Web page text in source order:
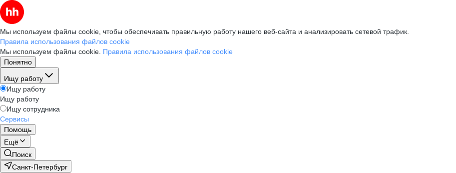
Мы используем файлы cookie, чтобы обеспечивать правильную работу нашего веб-сайта и анализировать сетевой трафик.
Правила использования файлов cookie
Мы используем файлы cookie. Правила использования файлов cookie
Понятно
Ищу работу
Ищу работу
Ищу работу
Ищу сотрудника
Сервисы
Помощь
Ещё
Поиск
Санкт-Петербург